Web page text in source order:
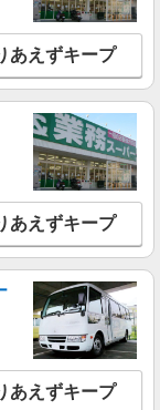
・日払い・週払いOK
細を見る
やかな職場×週
払い有/週払い有/交
あえずキープ
あえずキープ
あえずキープ